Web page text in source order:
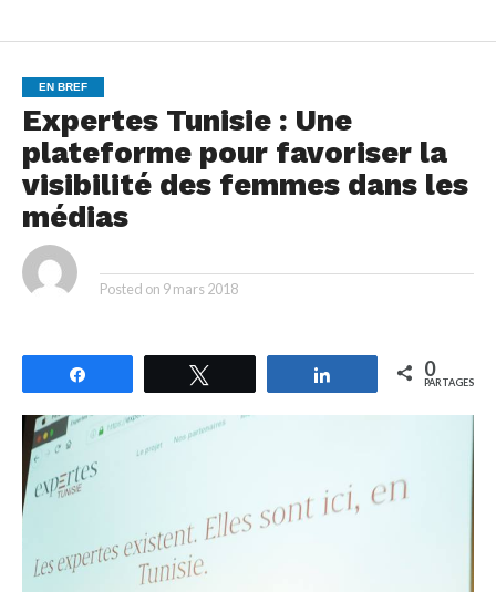
EN BREF
Expertes Tunisie : Une
plateforme pour favoriser la
visibilité des femmes dans les
médias
Posted on 9 mars 2018
Partagez 0
PARTAGES